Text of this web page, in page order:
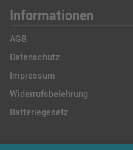
Informationen
AGB
Datenschutz
Impressum
Widerrufsbelehrung
Batteriegesetz